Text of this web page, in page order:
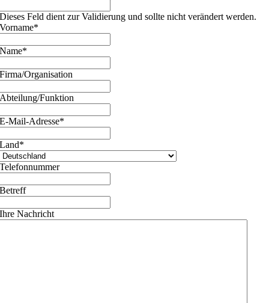
Dieses Feld dient zur Validierung und sollte nicht verändert werden.
Vorname*
Name*
Firma/Organisation
Abteilung/Funktion
E-Mail-Adresse*
Land*
Telefonnummer
Betreff
Ihre Nachricht